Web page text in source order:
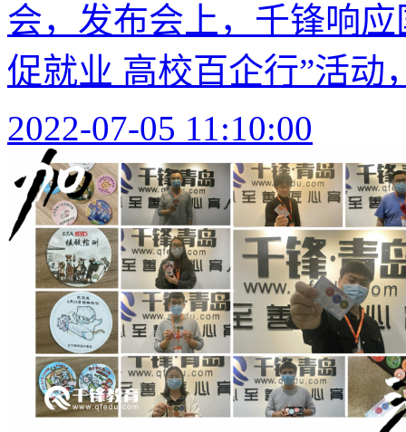
会，发布会上，千锋响
促就业 高校百企行”活动
2022-07-05 11:10:00